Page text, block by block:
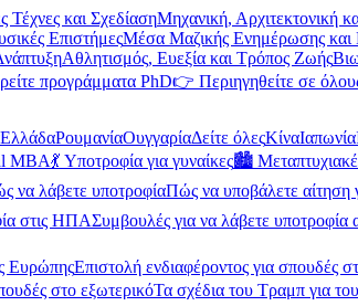
Τέχνες και ΣχεδίασηΜηχανική, Αρχιτεκτονική
ΕπιστήμεςΜέσα Μαζικής Ενημέρωσης και
Αθλητισμός, Ευεξία και Τρόπος Ζωής
προγράμματα PhD👉 Περιηγηθείτε σε
ΕλλάδαΡουμανίαΟυγγαρίαΔείτε όλεςΚίναΙαπωνία
MBA💃 Υποτροφία για γυναίκες🏙️
να λάβετε υποτροφίαΠώς να υποβάλετε αίτηση
στις ΗΠΑΣυμβουλές για να λάβετε υποτροφία
ΕυρώπηςΕπιστολή ενδιαφέροντος για σπουδές
στο εξωτερικόΤα σχέδια του Τραμπ για